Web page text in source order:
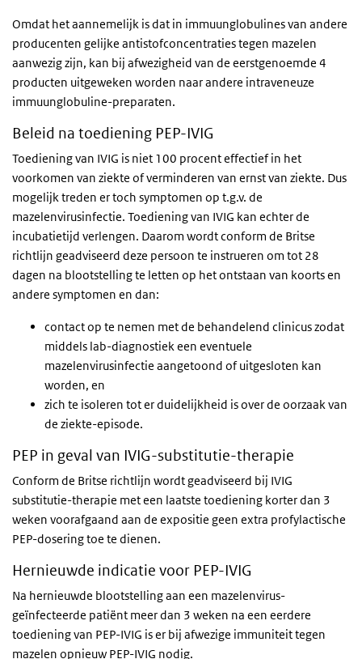
Omdat het aannemelijk is dat in immuunglobulines van andere
producenten gelijke antistofconcentraties tegen mazelen
aanwezig zijn, kan bij afwezigheid van de eerstgenoemde 4
producten uitgeweken worden naar andere intraveneuze
immuunglobuline-preparaten.
Beleid na toediening PEP-IVIG
Toediening van IVIG is niet 100 procent effectief in het
voorkomen van ziekte of verminderen van ernst van ziekte. Dus
mogelijk treden er toch symptomen op t.g.v. de
mazelenvirusinfectie. Toediening van IVIG kan echter de
incubatietijd verlengen. Daarom wordt conform de Britse
richtlijn geadviseerd deze persoon te instrueren om tot 28
dagen na blootstelling te letten op het ontstaan van koorts en
andere symptomen en dan:
contact op te nemen met de behandelend clinicus zodat
middels lab-diagnostiek een eventuele
mazelenvirusinfectie aangetoond of uitgesloten kan
worden, en
zich te isoleren tot er duidelijkheid is over de oorzaak van
de ziekte-episode.
PEP in geval van IVIG-substitutie-therapie
Conform de Britse richtlijn wordt geadviseerd bij IVIG
substitutie-therapie met een laatste toediening korter dan 3
weken voorafgaand aan de expositie geen extra profylactische
PEP-dosering toe te dienen.
Hernieuwde indicatie voor PEP-IVIG
Na hernieuwde blootstelling aan een mazelenvirus-
geïnfecteerde patiënt meer dan 3 weken na een eerdere
toediening van PEP-IVIG is er bij afwezige immuniteit tegen
mazelen opnieuw PEP-IVIG nodig.